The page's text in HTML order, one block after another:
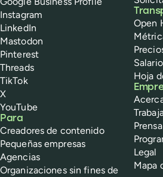
Instagram
LinkedIn
Mastodon
Pinterest
Threads
TikTok
X
YouTube
Para
Creadores de contenido
Pequeñas empresas
Agencias
Organizaciones sin fines de
Open
Hoja
Prensa
Legal
Mapa